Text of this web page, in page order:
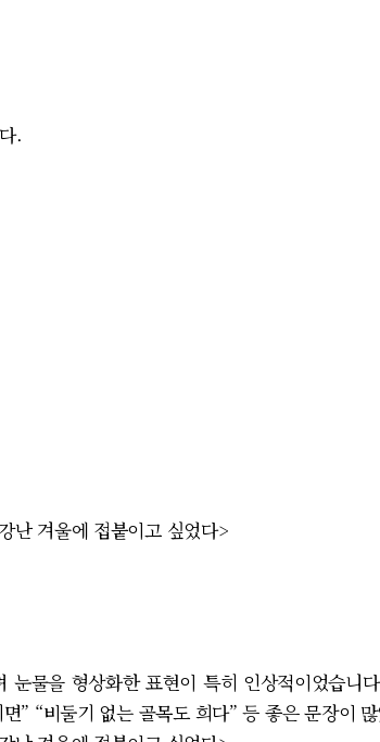
.
난 겨울에 접붙이고 싶었다>
눈물을 형상화한 표현이 특히 인상적이었습니
” “비둘기 없는 골목도 희다” 등 좋은 문장이